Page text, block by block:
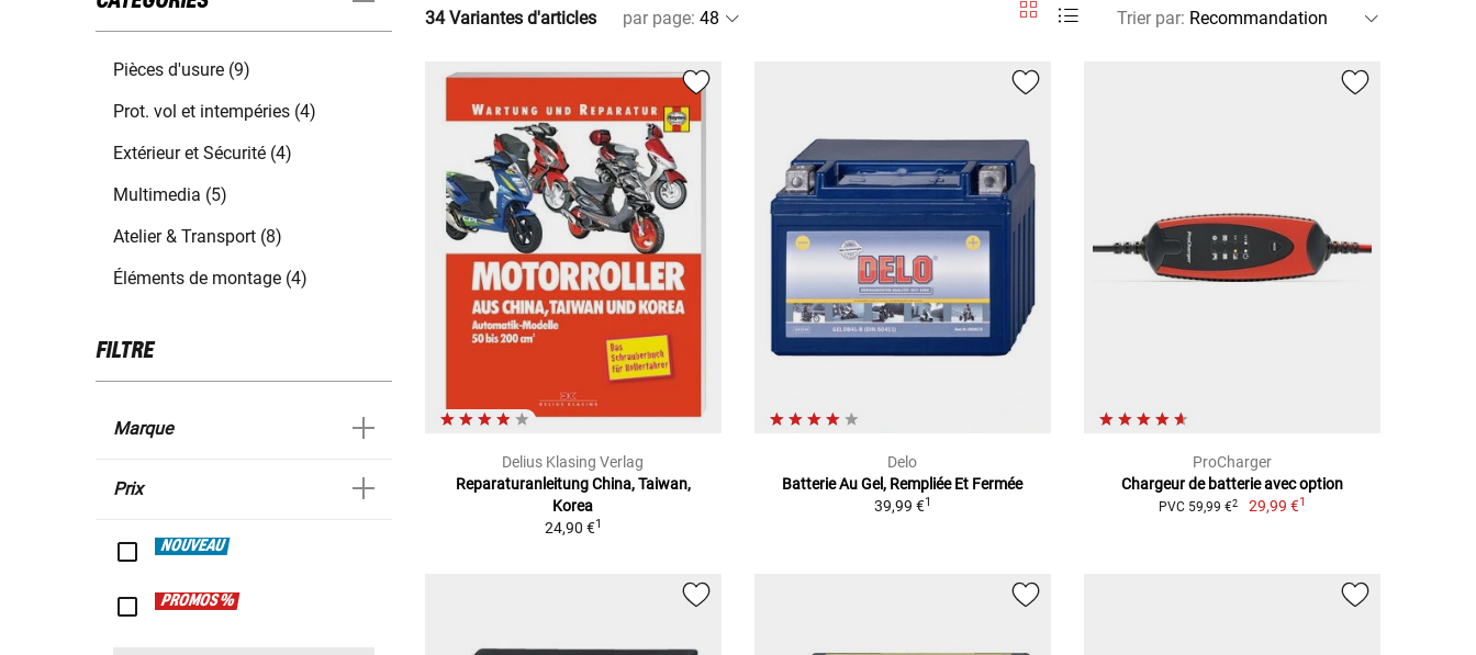
Pièces d'usure (9)
Prot. vol et intempéries (4)
Extérieur et Sécurité (4)
Multimedia (5)
Atelier & Transport (8)
Éléments de montage (4)
FILTRE
Marque
Prix
NOUVEAU
PROMOS %
34 Variantes d'articles par page: Trier par:
Delius Klasing Verlag
Reparaturanleitung China, Taiwan,
Korea
24,90 €1
Delo
Batterie Au Gel, Rempliée Et Fermée
39,99 €1
ProCharger
Chargeur de batterie avec option
PVC 59,99 €2 29,99 €1